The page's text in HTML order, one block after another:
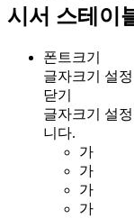
시서 스테이
폰트크기
글자크기 설정
닫기
글자크기 설
니다.
가
가
가
가